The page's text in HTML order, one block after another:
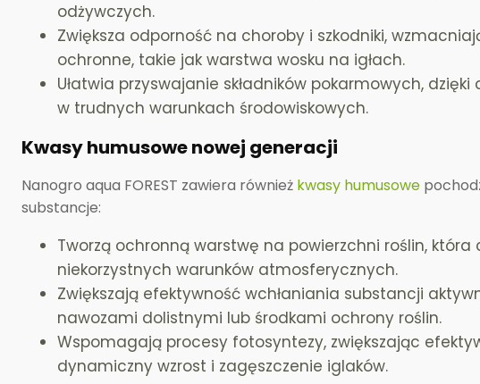
odżywczych.
Zwiększa odporność na choroby i szkodniki,
ochronne, takie jak warstwa wosku na igłach.
Ułatwia przyswajanie składników pokarmowych,
w trudnych warunkach środowiskowych.
Kwasy humusowe nowej generacji
Nanogro aqua FOREST zawiera również kwasy humusowe
substancje:
Tworzą ochronną warstwę na powierzchni roślin,
niekorzystnych warunków atmosferycznych.
Zwiększają efektywność wchłaniania substancji
nawozami dolistnymi lub środkami ochrony roślin.
Wspomagają procesy fotosyntezy, zwiększając
dynamiczny wzrost i zagęszczenie iglaków.